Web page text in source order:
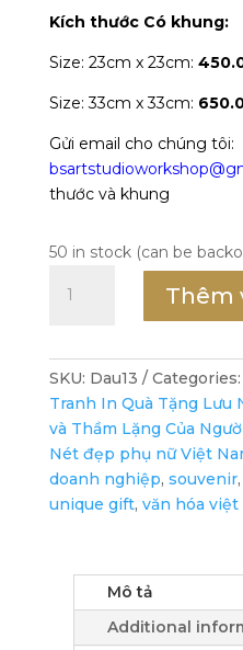
Kích thước Có khung:
Size: 23cm x 23cm:
Size: 33cm x 33cm:
Gửi email cho chúng tôi:
thước và khung
50 in stock (can be
Dậu
Tà
-
Tranh
In
–
Tranh
quantity
Thêm
SKU: Dau13 Categories:
Tranh In Quà Tặng Lưu
và Thầm Lặng Của
Nét đẹp phụ nữ Việt
doanh nghiệp, souvenir,
unique gift, văn hóa việt
Mô tả
Additional